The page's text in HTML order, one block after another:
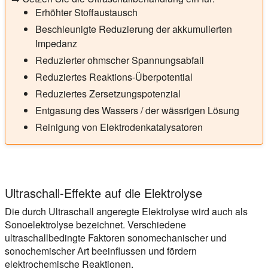
Erhöhter Stoffaustausch
Beschleunigte Reduzierung der akkumulierten
Impedanz
Reduzierter ohmscher Spannungsabfall
Reduziertes Reaktions-Überpotential
Reduziertes Zersetzungspotenzial
Entgasung des Wassers / der wässrigen Lösung
Reinigung von Elektrodenkatalysatoren
Ultraschall-Effekte auf die Elektrolyse
Die durch Ultraschall angeregte Elektrolyse wird auch als
Sonoelektrolyse bezeichnet. Verschiedene
ultraschallbedingte Faktoren sonomechanischer und
sonochemischer Art beeinflussen und fördern
elektrochemische Reaktionen.